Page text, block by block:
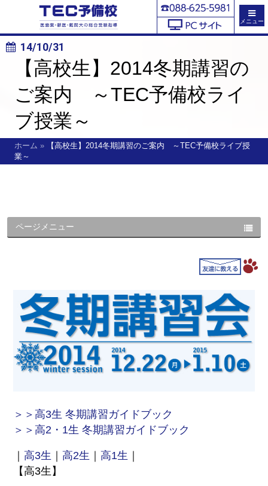
メニュー
14/10/31
【高校生】2014冬期講習の
ご案内 ～TEC予備校ライ
ブ授業～
ホーム »
【高校生】2014冬期講習のご案内 ～TEC予備校ライブ授
業～
ページメニュー
＞＞高3生 冬期講習ガイドブック
＞＞高2・1生 冬期講習ガイドブック
高3生 高2生 高1生
【高3生】